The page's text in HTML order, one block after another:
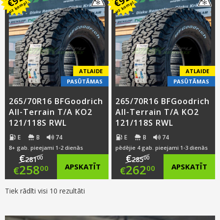
was:
€176.00.
price
is:
€153.00.
was:
€197.00.
price
is:
€174.00.
€
uz kompl.
ATLAIDE
PASŪTĀMAS
265/70R16 BFGoodrich
All-Terrain T/A KO2
121/118S RWL
E B 74
8+ gab. pieejami 1-2 dienās
€28100
Original
price
€25800
Current
APSKATĪT
€
uz kompl.
ATLAIDE
PASŪTĀMAS
265/70R16 BFGoodrich
All-Terrain T/A KO2
121/118S RWL
E B 74
pēdējie 4 gab. pieejami 1-3 dienās
€28500
Original
€26200 APSKATĪT
Tiek rādīti visi 10 rezultāti